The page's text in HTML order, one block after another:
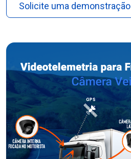
Solicite uma demonstração